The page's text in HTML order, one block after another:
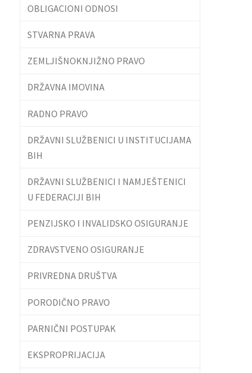
OBLIGACIONI ODNOSI
STVARNA PRAVA
ZEMLJIŠNOKNJIŽNO PRAVO
DRŽAVNA IMOVINA
RADNO PRAVO
DRŽAVNI SLUŽBENICI U INSTITUCIJAMA
BIH
DRŽAVNI SLUŽBENICI I NAMJEŠTENICI
U FEDERACIJI BIH
PENZIJSKO I INVALIDSKO OSIGURANJE
ZDRAVSTVENO OSIGURANJE
PRIVREDNA DRUŠTVA
PORODIČNO PRAVO
PARNIČNI POSTUPAK
EKSPROPRIJACIJA